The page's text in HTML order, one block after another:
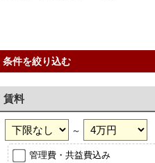
条件を絞り込む
賃料
～
管理費・共益費込み